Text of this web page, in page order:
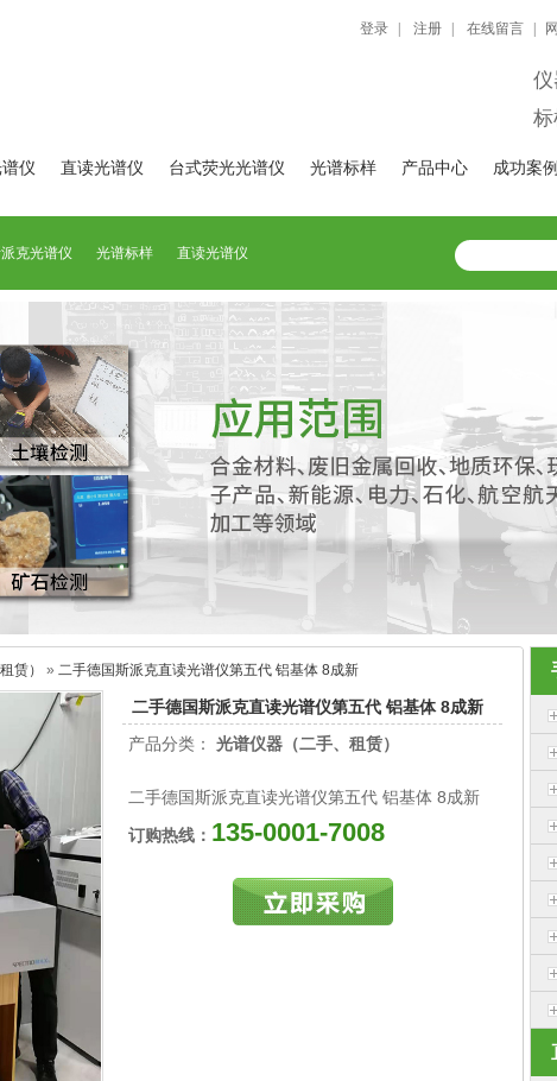
登录 注册 在线留言
仪
标
仪 直读光谱仪 台式荧光光谱仪 光谱标样 产品中心 成功案例
克光谱仪 光谱标样 直读光谱仪
赁） » 二手德国斯派克直读光谱仪第五代 铝基体 8成新
二手德国斯派克直读光谱仪第五代 铝基体 8成新
产品分类： 光谱仪器（二手、租赁）
二手德国斯派克直读光谱仪第五代 铝基体 8成新
订购热线： 135-0001-7008